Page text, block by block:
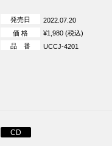
発売日
2022.07.20
価 格
¥1,980 (税込)
品 番
UCCJ-4201
CD